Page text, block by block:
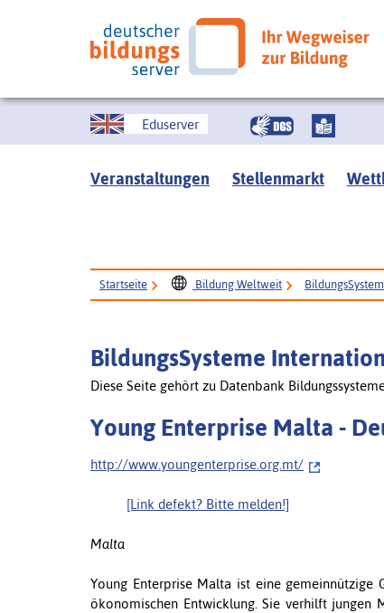
Eduserver
Veranstaltungen Stellenmarkt
Startseite Bildung Weltweit
BildungsSysteme
Diese Seite gehört zu Datenbank
Young Enterprise Malta -
http://www.youngenterprise.org.mt/
[Link defekt? Bitte melden!]
Malta
Young Enterprise Malta ist eine gemeinnützige
ökonomischen Entwicklung. Sie verhilft jungen